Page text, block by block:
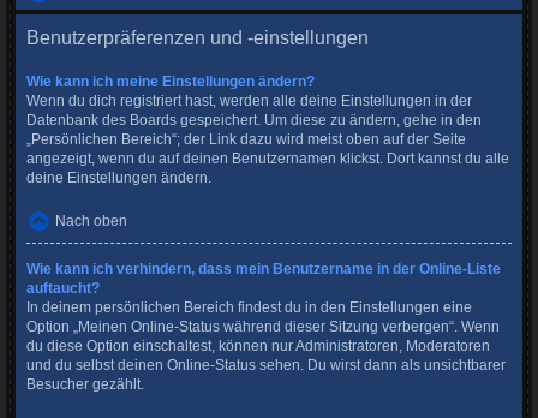
Benutzerpräferenzen und -einstellungen
Wie kann ich meine Einstellungen ändern?
Wenn du dich registriert hast, werden alle deine Einstellungen in der
Datenbank des Boards gespeichert. Um diese zu ändern, gehe in den
„Persönlichen Bereich“; der Link dazu wird meist oben auf der Seite
angezeigt, wenn du auf deinen Benutzernamen klickst. Dort kannst du alle
deine Einstellungen ändern.
Nach oben
Wie kann ich verhindern, dass mein Benutzername in der Online-Liste
auftaucht?
In deinem persönlichen Bereich findest du in den Einstellungen eine
Option „Meinen Online-Status während dieser Sitzung verbergen“. Wenn
du diese Option einschaltest, können nur Administratoren, Moderatoren
und du selbst deinen Online-Status sehen. Du wirst dann als unsichtbarer
Besucher gezählt.